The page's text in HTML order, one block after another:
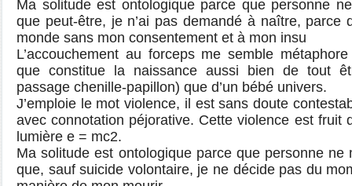
Ma solitude est ontologique parce que personne
que peut-être, je n’ai pas demandé à naître, parce
monde sans mon consentement et à mon insu
L’accouchement au forceps me semble
que constitue la naissance aussi bien de tout
passage chenille-papillon) que d’un bébé univers.
J’emploie le mot violence, il est sans doute
avec connotation péjorative. Cette violence est fruit
lumière e = mc2.
Ma solitude est ontologique parce que personne ne
que, sauf suicide volontaire, je ne décide pas du